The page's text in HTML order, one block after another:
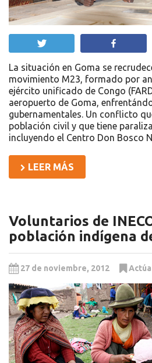
La situación en Goma se
movimiento M23, formado por
ejército unificado de Congo
aeropuerto de Goma,
gubernamentales. Un conflicto
población civil y que tiene
incluyendo el Centro Don Bosco
LEER MÁS
Voluntarios de
población indígena
27 de noviembre, 2012 Actúa